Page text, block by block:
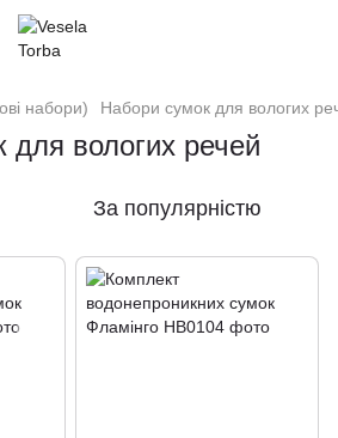
набори) Набори сумок для вологих
для вологих речей
За популярністю